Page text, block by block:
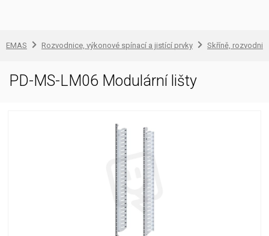
EMAS Rozvodnice, výkonové spínací a jistící prvky Skříně,
PD-MS-LM06 Modulární lišty